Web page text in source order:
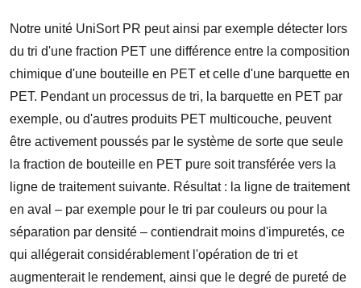
Notre unité UniSort PR peut ainsi par exemple détecter lors
du tri d'une fraction PET une différence entre la composition
chimique d'une bouteille en PET et celle d'une barquette en
PET. Pendant un processus de tri, la barquette en PET par
exemple, ou d'autres produits PET multicouche, peuvent
être activement poussés par le système de sorte que seule
la fraction de bouteille en PET pure soit transférée vers la
ligne de traitement suivante. Résultat : la ligne de traitement
en aval – par exemple pour le tri par couleurs ou pour la
séparation par densité – contiendrait moins d'impuretés, ce
qui allégerait considérablement l'opération de tri et
augmenterait le rendement, ainsi que le degré de pureté de